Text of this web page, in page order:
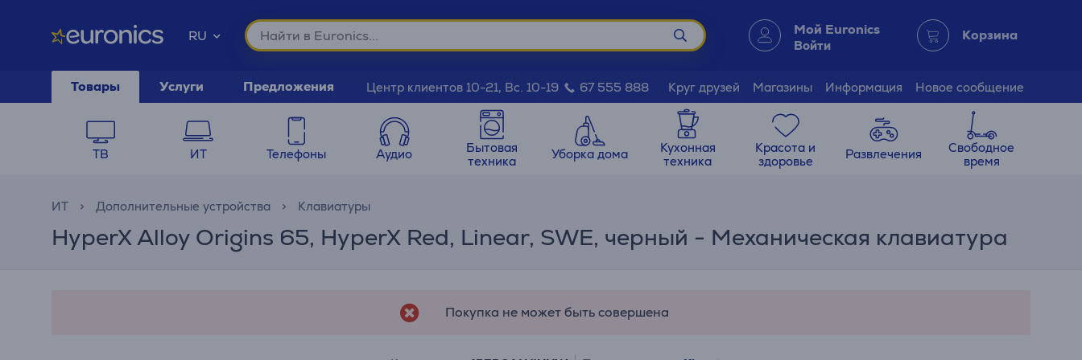
RU Мой Euronics
Войти
Корзина
Товары Услуги Предложения Центр клиентов 10-21, Вс. 10-19 67 555 888 Круг друзей Магазины Информация Новое сообщение
ТВ ИТ Телефоны Аудио
Бытовая
техника
Уборка дома
Кухонная
техника
Красота и
здоровье
Развлечения
Свободное
время
ИТ Дополнительные устройства Клавиатуры
HyperX Alloy Origins 65, HyperX Red, Linear, SWE, черный - Механическая клавиатура
Покупка не может быть совершена